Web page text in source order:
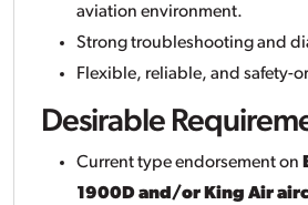
aviation environment.
Strong troubleshooting and
Flexible, reliable, and safety-
Desirable
Current type endorsement on
1900D and/or King Air